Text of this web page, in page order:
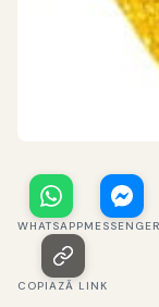
WHATSAPPMESSENGER
COPIAZĂ LINK